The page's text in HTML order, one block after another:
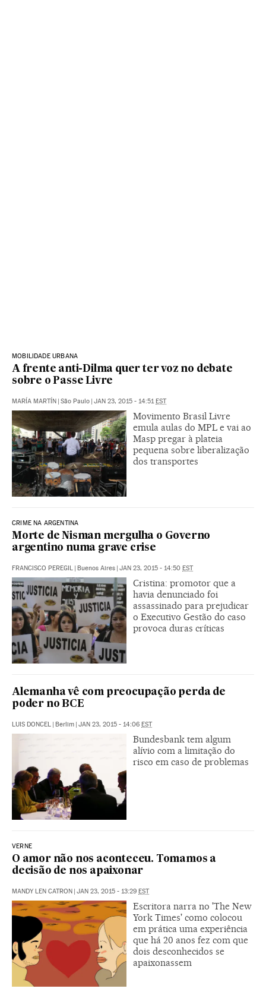
MOBILIDADE URBANA
A frente anti-Dilma quer ter voz no debate
sobre o Passe Livre
MARÍA MARTÍN | São Paulo | JAN 23, 2015 - 14:51EST
Movimento Brasil Livre
emula aulas do MPL e vai ao
Masp pregar à plateia
pequena sobre liberalização
dos transportes
CRIME NA ARGENTINA
Morte de Nisman mergulha o Governo
argentino numa grave crise
FRANCISCO PEREGIL | Buenos Aires | JAN 23, 2015 - 14:50 EST
Cristina: promotor que a
havia denunciado foi
assassinado para prejudicar
o Executivo Gestão do caso
provoca duras críticas
Alemanha vê com preocupação perda de
poder no BCE
LUIS DONCEL | Berlim | JAN 23, 2015 - 14:06 EST
Bundesbank tem algum
alívio com a limitação do
risco em caso de problemas
VERNE
O amor não nos aconteceu. Tomamos a
decisão de nos apaixonar
MANDY LEN CATRON | JAN 23, 2015 - 13:29 EST
Escritora narra no 'The New
York Times' como colocou
em prática uma experiência
que há 20 anos fez com que
dois desconhecidos se
apaixonassem